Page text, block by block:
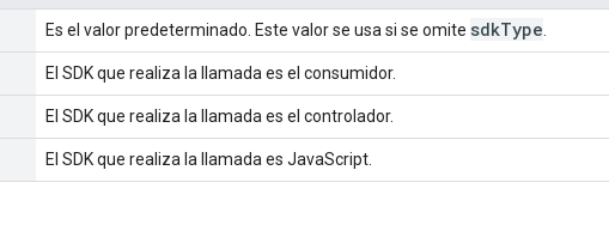
Es el valor predeterminado. Este valor se usa si se omite sdkType
El SDK que realiza la llamada es el consumidor.
El SDK que realiza la llamada es el controlador.
El SDK que realiza la llamada es JavaScript.